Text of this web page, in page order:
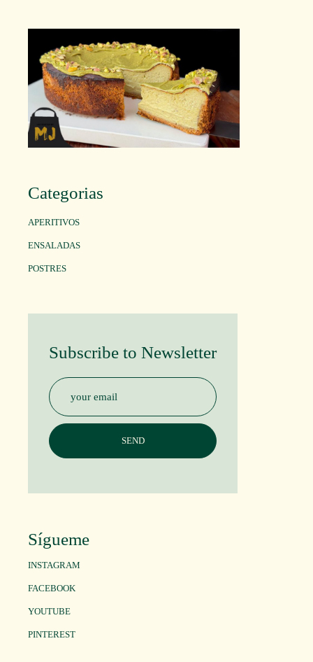
Categorias
APERITIVOS
ENSALADAS
POSTRES
Subscribe to Newsletter
Sígueme
INSTAGRAM
FACEBOOK
YOUTUBE
PINTEREST